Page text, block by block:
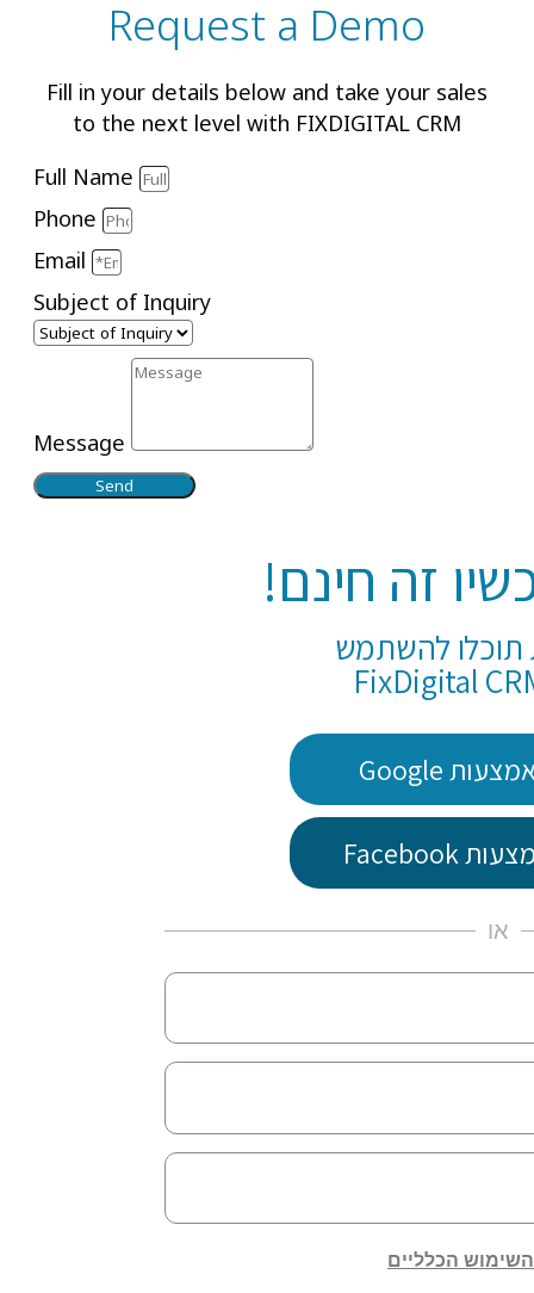
Request a Demo
Fill in your details below and take your sales
to the next level with FIXDIGITAL CRM
Full Name
Phone
Email
Subject of Inquiry
Message
Send